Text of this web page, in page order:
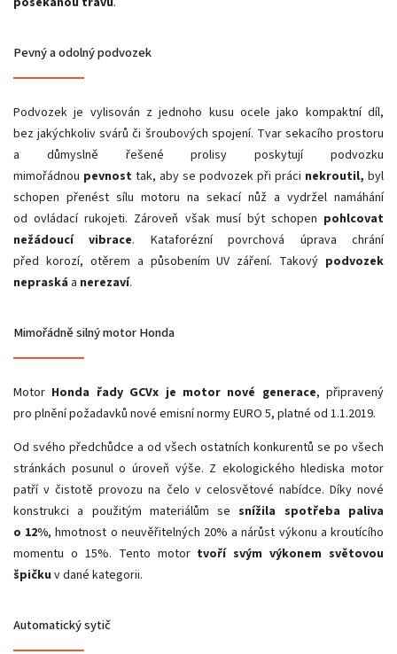
Pevný a odolný podvozek
Podvozek je vylisován z jednoho kusu ocele jako kompaktní díl,
bez jakýchkoliv svárů či šroubových spojení. Tvar sekacího prostoru
a důmyslně řešené prolisy poskytují podvozku
mimořádnou pevnost tak, aby se podvozek při práci nekroutil, byl
schopen přenést sílu motoru na sekací nůž a vydržel namáhání
od ovládací rukojeti. Zároveň však musí být schopen pohlcovat
nežádoucí vibrace. Kataforézní povrchová úprava chrání
před korozí, otěrem a působením UV záření. Takový podvozek
nepraská a nerezaví.
Mimořádně silný motor Honda
Motor Honda řady GCVx je motor nové generace, připravený
pro plnění požadavků nové emisní normy EURO 5, platné od 1.1.2019.
Od svého předchůdce a od všech ostatních konkurentů se po všech
stránkách posunul o úroveň výše. Z ekologického hlediska motor
patří v čistotě provozu na čelo v celosvětové nabídce. Díky nové
konstrukci a použitým materiálům se snížila spotřeba paliva
o 12%, hmotnost o neuvěřitelných 20% a nárůst výkonu a kroutícího
momentu o 15%. Tento motor tvoří svým výkonem světovou
špičku v dané kategorii.
Automatický sytič